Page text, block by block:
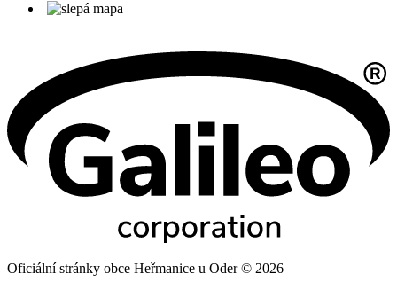
Oficiální stránky obce Heřmanice u Oder © 2026